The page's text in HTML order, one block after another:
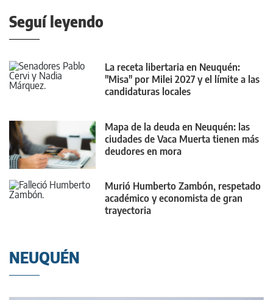
Seguí leyendo
La receta libertaria en Neuquén:
"Misa" por Milei 2027 y el límite a las
candidaturas locales
Mapa de la deuda en Neuquén: las
ciudades de Vaca Muerta tienen más
deudores en mora
Murió Humberto Zambón, respetado
académico y economista de gran
trayectoria
NEUQUÉN